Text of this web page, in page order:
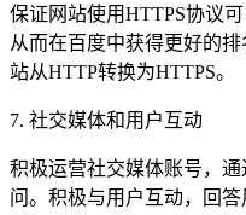
保证网站使用HTTPS协议
从而在百度中获得更好的
站从HTTP转换为HTTPS。
7. 社交媒体和用户互动
积极运营社交媒体账号，
问。积极与用户互动，回